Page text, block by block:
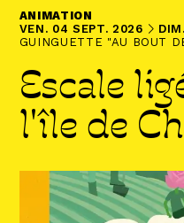
ANIMATION
DU
VENDREDI
VEN. 04 SEPTEMBRE
SEPT. 2026 AU
DIM.
GUINGUETTE "AU BOUT
Escale
l'île de
HABITER
AGENDA
ACTUALITÉS
RESSOURCES
ICONOTHÈQUE
LA MISSION VAL DE LOIRE
G La Garzette
Le journal le plus
Abonnez-vous !